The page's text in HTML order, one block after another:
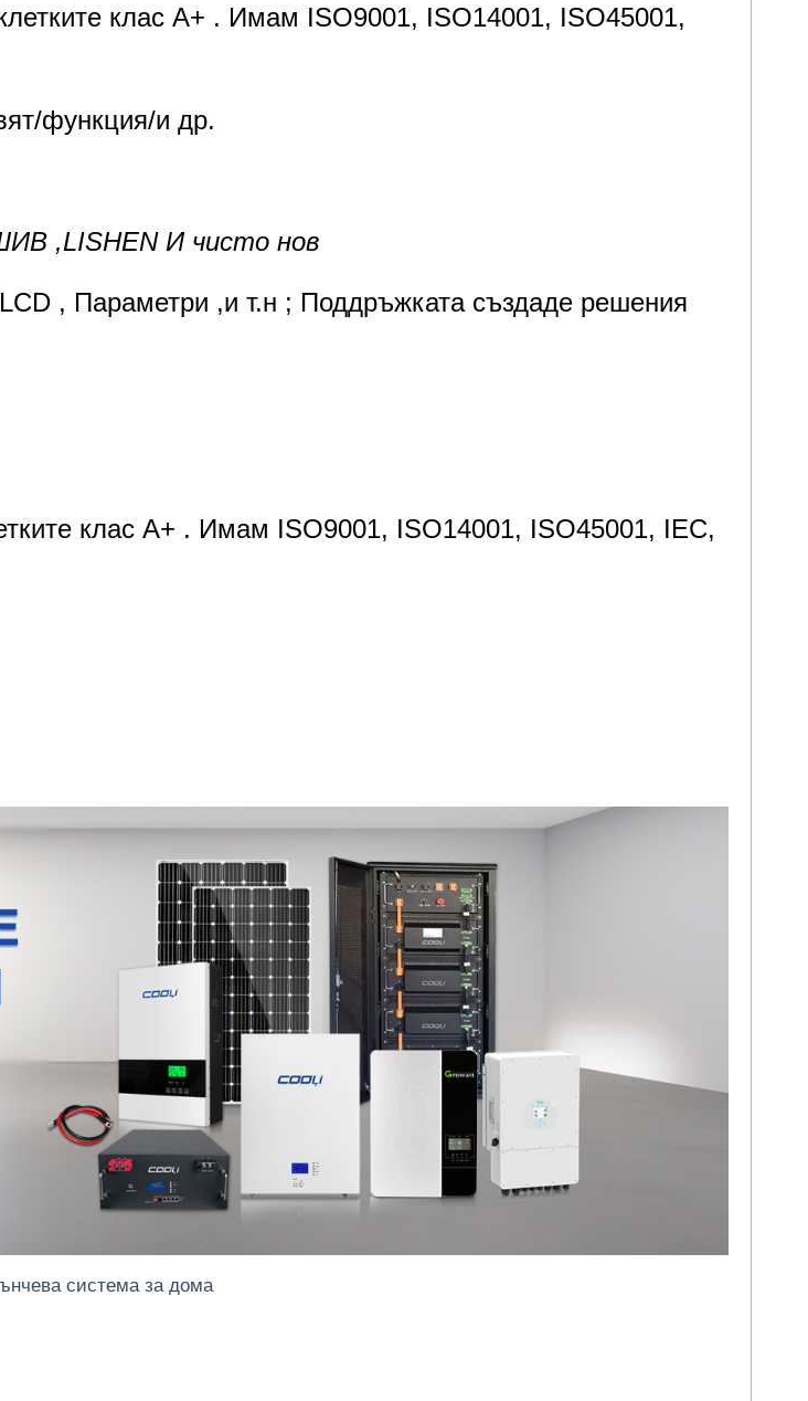
клас A+ . Имам ISO9001, ISO14001, ISO45001,
функция/и др.
,LISHEN И чисто нов
, Параметри ,и т.н ; Поддръжката създаде решения
клас A+ . Имам ISO9001, ISO14001, ISO45001, IEC,
система за дома